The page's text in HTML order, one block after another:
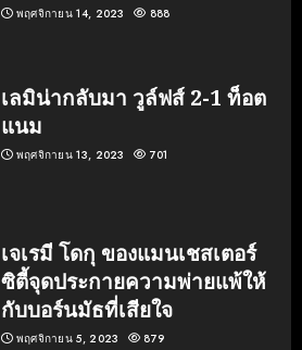
พฤศจิกายน 14, 2023 888
เลมิน่ากลับมา วูล์ฟส์ 2-1 ท็อต
แนม
พฤศจิกายน 13, 2023 701
เจเรมี โดกุ ของแมนเชสเตอร์
ซิตี้จุดประกายความพ่ายแพ้ให้
กับบอร์นมัธที่เสียใจ
พฤศจิกายน 5, 2023 879